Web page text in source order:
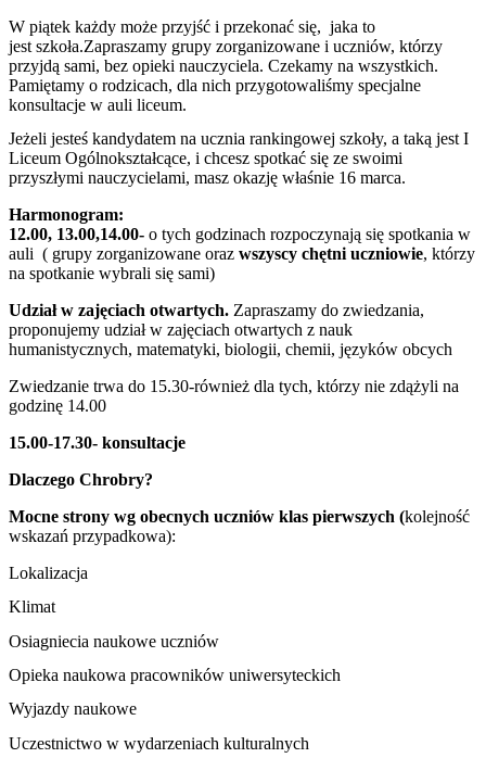
W piątek każdy może przyjść i przekonać się, jaka to
jest szkoła.Zapraszamy grupy zorganizowane i uczniów, którzy
przyjdą sami, bez opieki nauczyciela. Czekamy na wszystkich.
Pamiętamy o rodzicach, dla nich przygotowaliśmy specjalne
konsultacje w auli liceum.
Jeżeli jesteś kandydatem na ucznia rankingowej szkoły, a taką jest I
Liceum Ogólnokształcące, i chcesz spotkać się ze swoimi
przyszłymi nauczycielami, masz okazję właśnie 16 marca.
Harmonogram:
12.00, 13.00,14.00- o tych godzinach rozpoczynają się spotkania w
auli ( grupy zorganizowane oraz wszyscy chętni uczniowie, którzy
na spotkanie wybrali się sami)
Udział w zajęciach otwartych. Zapraszamy do zwiedzania,
proponujemy udział w zajęciach otwartych z nauk
humanistycznych, matematyki, biologii, chemii, języków obcych
Zwiedzanie trwa do 15.30-również dla tych, którzy nie zdążyli na
godzinę 14.00
15.00-17.30- konsultacje
Dlaczego Chrobry?
Mocne strony wg obecnych uczniów klas pierwszych (kolejność
wskazań przypadkowa):
Lokalizacja
Klimat
Osiagniecia naukowe uczniów
Opieka naukowa pracowników uniwersyteckich
Wyjazdy naukowe
Uczestnictwo w wydarzeniach kulturalnych